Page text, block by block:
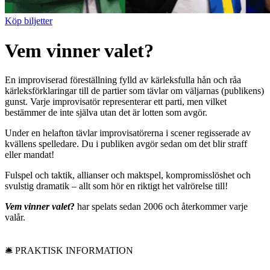
Köp biljetter
Vem vinner valet?
En improviserad föreställning fylld av kärleksfulla hån och råa
kärleksförklaringar till de partier som tävlar om väljarnas (publikens)
gunst. Varje improvisatör representerar ett parti, men vilket
bestämmer de inte själva utan det är lotten som avgör.
Under en helafton tävlar improvisatörerna i scener regisserade av
kvällens spelledare. Du i publiken avgör sedan om det blir straff
eller mandat!
Fulspel och taktik, allianser och maktspel, kompromisslöshet och
svulstig dramatik – allt som hör en riktigt het valrörelse till!
Vem vinner valet? har spelats sedan 2006 och återkommer varje
valår.
🛎 PRAKTISK INFORMATION